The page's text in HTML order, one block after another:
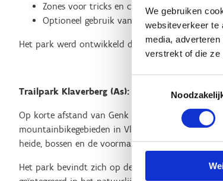
We gebruiken
websiteverkeer te
media,
verstrekt of die ze
Zones voor tricks en creatieve sprongen
Optioneel gebruik van een airbag jump om
Het park werd ontwikkeld door het team rond
Trailpark Klaverberg (As): pure natuur en
Op korte afstand van Genk ligt in As het
mountainbikegebieden in Vlaanderen. Het
heide, bossen en de voormalige mijnsites.
Het park bevindt zich op de flank van de